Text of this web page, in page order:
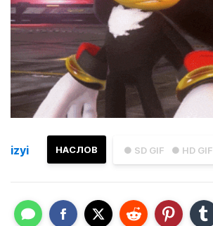
● SD GIF ● HD GIF
НАСЛОВ
izyi